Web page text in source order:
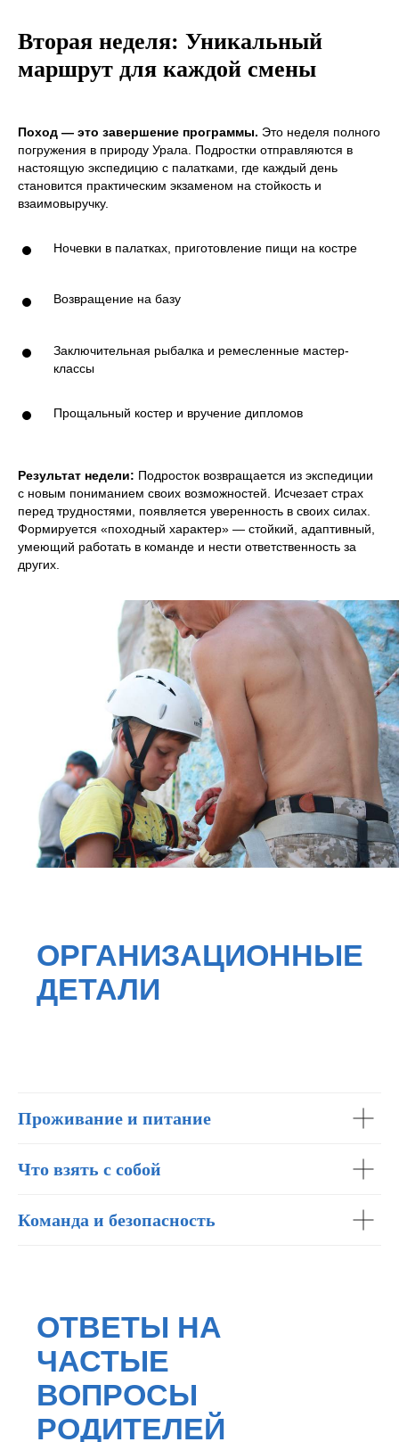
Вторая неделя: Уникальный
маршрут для каждой смены
Поход — это завершение программы. Это неделя полного
погружения в природу Урала. Подростки отправляются в
настоящую экспедицию с палатками, где каждый день
становится практическим экзаменом на стойкость и
взаимовыручку.
Ночевки в палатках, приготовление пищи на костре
Возвращение на базу
Заключительная рыбалка и ремесленные мастер-
классы
Прощальный костер и вручение дипломов
Результат недели: Подросток возвращается из экспедиции
с новым пониманием своих возможностей. Исчезает страх
перед трудностями, появляется уверенность в своих силах.
Формируется «походный характер» — стойкий, адаптивный,
умеющий работать в команде и нести ответственность за
других.
Проживание и питание
Что взять с собой
Команда и безопасность
©ПРОканикулы
Политика конфиденциальности
Оферта
Согласие на рассылку
Реквизиты
Оформить возврат
О нас
Также мы в соц сетях:
141207, Россия,